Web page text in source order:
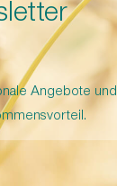
Angebote und